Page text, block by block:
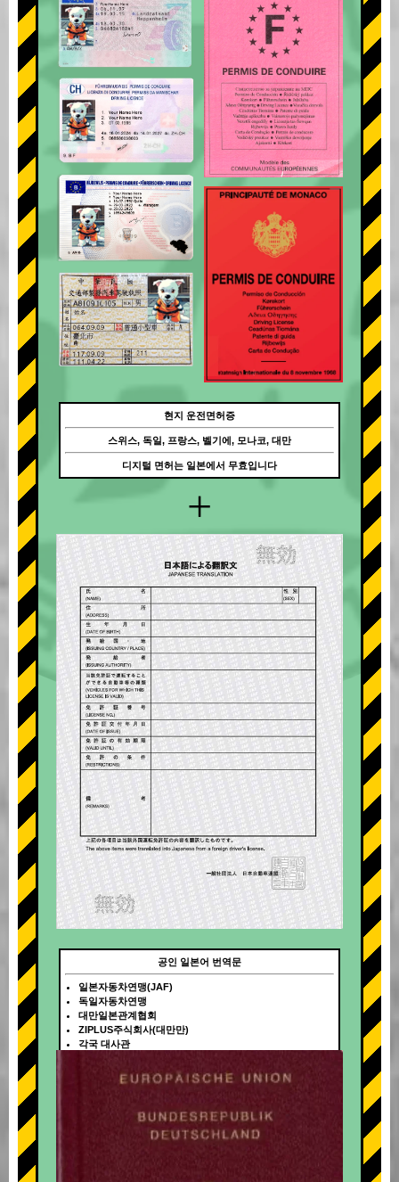
+
+
현지 운전면허증
스위스, 독일, 프랑스, 벨기에, 모나코, 대만
디지털 면허는 일본에서 무효입니다
공인 일본어 번역문
일본자동차연맹(JAF)
독일자동차연맹
대만일본관계협회
ZIPLUS주식회사(대만만)
각국 대사관